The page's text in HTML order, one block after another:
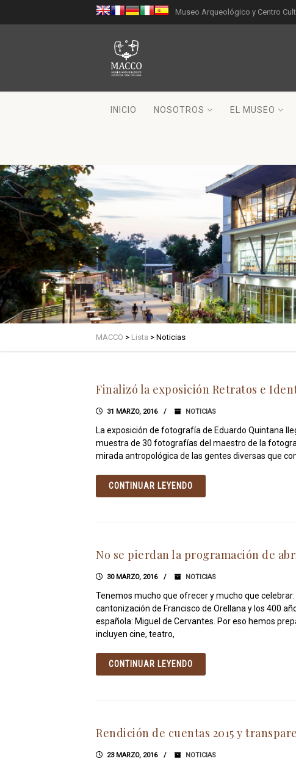
Museo Arqueológico y Centro
INICIO NOSOTROS EL MUSEO
MACCO > Lista > Noticias
Finalizó la exposición Retratos e
31 MARZO, 2016 NOTICIAS
La exposición de fotografía de Eduardo Quintana
muestra de 30 fotografías del maestro de la
mirada antropológica de las gentes diversas que
CONTINUAR LEYENDO
No se pierdan la programación de
30 MARZO, 2016 NOTICIAS
Tenemos mucho que ofrecer y mucho que
cantonización de Francisco de Orellana y los 400
española: Miguel de Cervantes. Por eso hemos
incluyen cine, teatro,
CONTINUAR LEYENDO
Rendición de cuentas 2015 y
23 MARZO, 2016 NOTICIAS